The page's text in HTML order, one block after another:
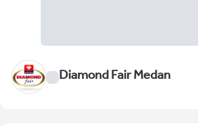
Diamond Fair Medan